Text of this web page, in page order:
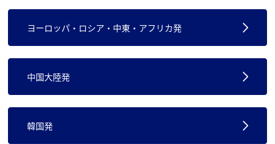
ヨーロッパ・ロシア・中東・アフリカ発
中国大陸発
韓国発